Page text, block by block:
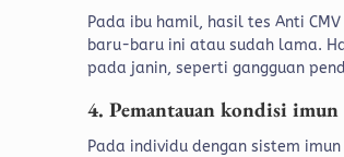
Pada ibu hamil, hasil tes Anti
baru-baru ini atau sudah lama.
pada janin, seperti gangguan
4. Pemantauan kondisi imun
Pada individu dengan sistem